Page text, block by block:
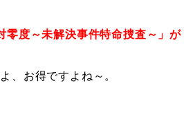
零度～未解決事件特命捜査～」が
、お得ですよね～。